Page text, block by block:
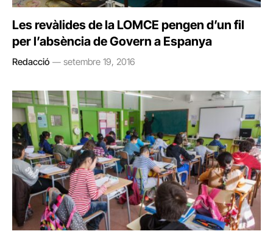
Les revàlides de la LOMCE pengen d’un fil
per l’absència de Govern a Espanya
Redacció setembre 19, 2016